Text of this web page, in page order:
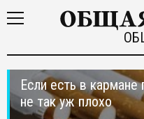
Если есть в кармане
не так уж плохо